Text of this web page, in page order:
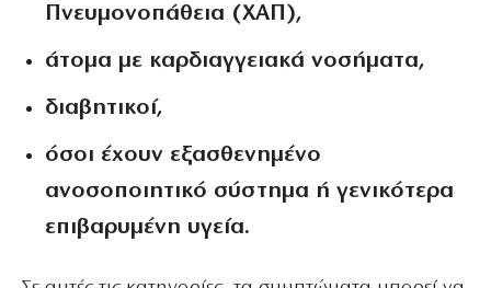
Πνευμονοπάθεια (ΧΑΠ),
άτομα με καρδιαγγειακά νοσήματα,
διαβητικοί,
όσοι έχουν εξασθενημένο
ανοσοποιητικό σύστημα ή γενικότερα
επιβαρυμένη υγεία.